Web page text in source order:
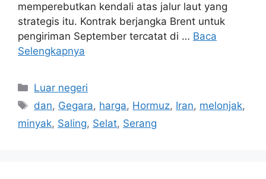
memperebutkan kendali atas jalur laut yang
strategis itu. Kontrak berjangka Brent untuk
pengiriman September tercatat di … Baca
Selengkapnya
Kategori
Luar negeri
Tag
dan, Gegara, harga, Hormuz, Iran, melonjak,
minyak, Saling, Selat, Serang